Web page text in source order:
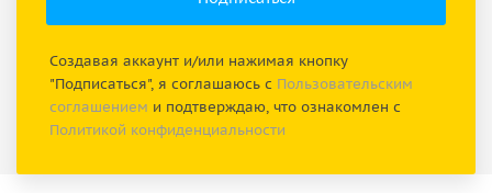
Создавая аккаунт и/или нажимая кнопку
"Подписаться", я соглашаюсь с Пользовательским
соглашением и подтверждаю, что ознакомлен с
Политикой конфиденциальности